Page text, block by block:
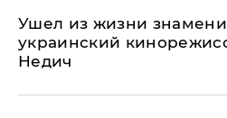
Ушел из жизни
украинский
Недич